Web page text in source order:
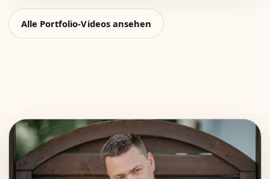
Alle Portfolio-Videos ansehen